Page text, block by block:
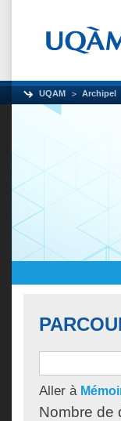
UQAM Archipel
Aller à
Nombre de